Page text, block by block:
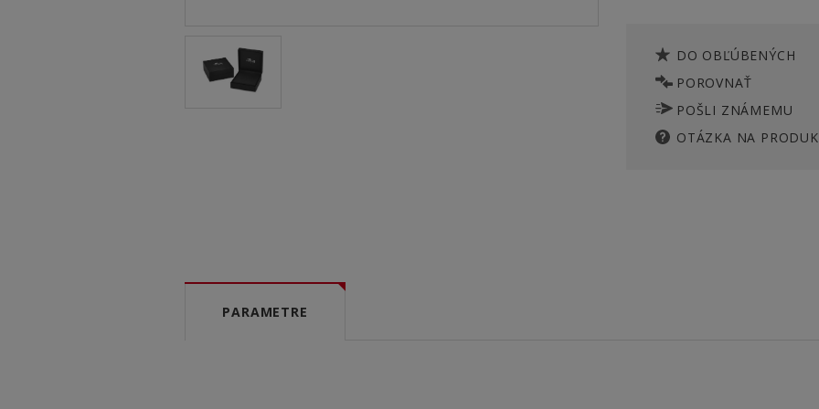
DO OBĽÚBENÝCH
POROVNAŤ
POŠLI ZNÁMEMU
OTÁZKA NA
PARAMETRE